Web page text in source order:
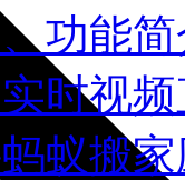
功能
时视
蚁搬